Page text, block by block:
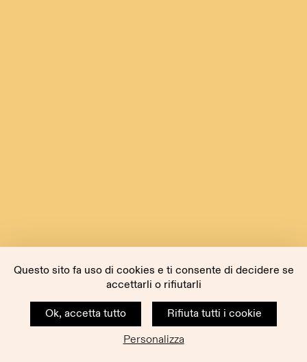
Questo sito fa uso di cookies e ti consente di decidere se
accettarli o rifiutarli
Ok, accetta tutto
Rifiuta tutti i cookie
Personalizza